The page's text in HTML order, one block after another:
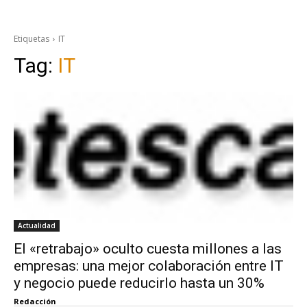
Etiquetas IT
Tag: IT
Actualidad
El «retrabajo» oculto cuesta millones a las
empresas: una mejor colaboración entre IT
y negocio puede reducirlo hasta un 30%
Redacción